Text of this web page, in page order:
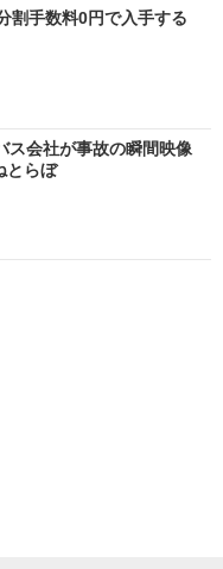
割手数料0円で入手する
ス会社が事故の瞬間映像
とらぼ